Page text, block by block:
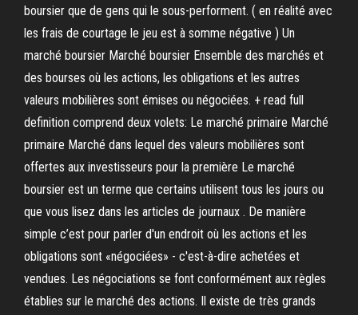
boursier que de gens qui le sous-performent. ( en réalité avec
les frais de courtage le jeu est à somme négative ) Un
marché boursier Marché boursier Ensemble des marchés et
des bourses où les actions, les obligations et les autres
valeurs mobilières sont émises ou négociées. + read full
definition comprend deux volets: Le marché primaire Marché
primaire Marché dans lequel des valeurs mobilières sont
offertes aux investisseurs pour la première Le marché
boursier est un terme que certains utilisent tous les jours ou
que vous lisez dans les articles de journaux . De manière
simple c’est pour parler d'un endroit où les actions et les
obligations sont «négociées» - c'est-à-dire achetées et
vendues. Les négociations se font conformément aux règles
établies sur le marché des actions. Il existe de très grands